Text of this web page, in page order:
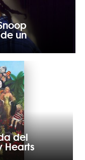
un
del
Hearts